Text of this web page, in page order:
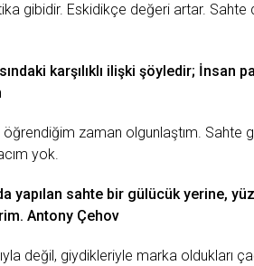
gibidir. Eskidikçe değeri artar. Sahte
karşılıklı ilişki şöyledir; İnsan
öğrendiğim zaman olgunlaştım.
yok.
yapılan sahte bir gülücük yerine,
Antony Çehov
değil, giydikleriyle marka oldukları